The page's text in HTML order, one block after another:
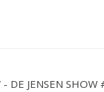
- DE JENSEN